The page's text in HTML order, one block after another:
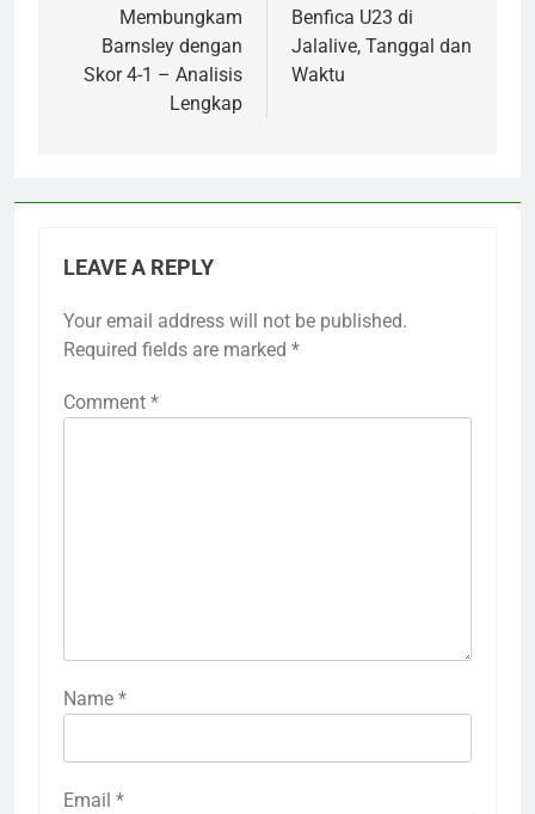
Membungkam
Barnsley dengan
Skor 4-1 – Analisis
Lengkap
Benfica U23 di
Jalalive, Tanggal dan
Waktu
LEAVE A REPLY
Your email address will not be published.
Required fields are marked *
Comment *
Name *
Email *